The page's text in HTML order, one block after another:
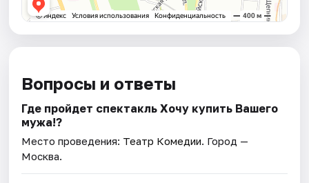
Вопросы и ответы
Где пройдет спектакль Хочу купить Вашего
мужа!?
Место проведения: Театр Комедии. Город —
Москва.